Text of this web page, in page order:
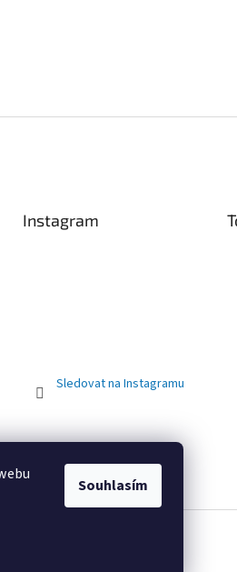
Souhlasím
Instagram
Sledovat na Instagramu